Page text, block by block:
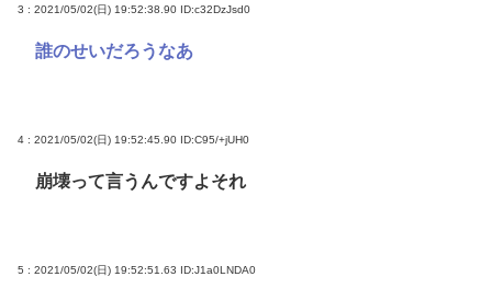
3 : 2021/05/02(日) 19:52:38.90 ID:c32DzJsd0
誰のせいだろうなあ
4 : 2021/05/02(日) 19:52:45.90 ID:C95/+jUH0
崩壊って言うんですよそれ
5 : 2021/05/02(日) 19:52:51.63 ID:J1a0LNDA0